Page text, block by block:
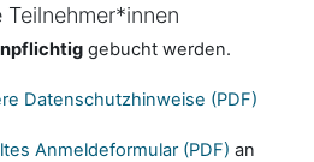
gebucht werden.
Datenschutzhinweise (PDF)
Anmeldeformular (PDF) an